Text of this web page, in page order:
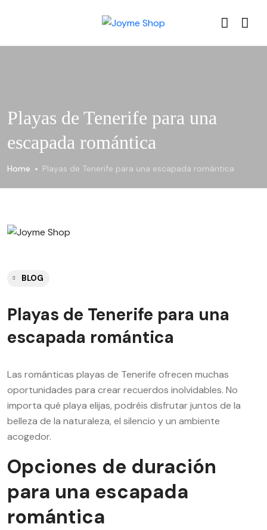
Playas de Tenerife para una
escapada romántica
Home Playas de Tenerife para una escapada romántica
BLOG
Playas de Tenerife para una
escapada romántica
Las románticas playas de Tenerife ofrecen muchas
oportunidades para crear recuerdos inolvidables. No
importa qué playa elijas, podréis disfrutar juntos de la
belleza de la naturaleza, el silencio y un ambiente
acogedor.
Opciones de duración
para una escapada
romántica